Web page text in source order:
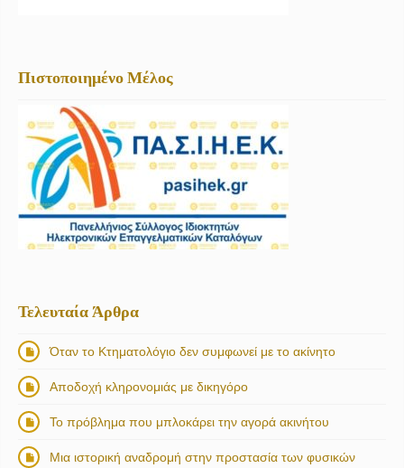
Πιστοποιημένο Μέλος
Τελευταία Άρθρα
Όταν το Κτηματολόγιο δεν συμφωνεί με το ακίνητο
Αποδοχή κληρονομιάς με δικηγόρο
Το πρόβλημα που μπλοκάρει την αγορά ακινήτου
Μια ιστορική αναδρομή στην προστασία των φυσικών